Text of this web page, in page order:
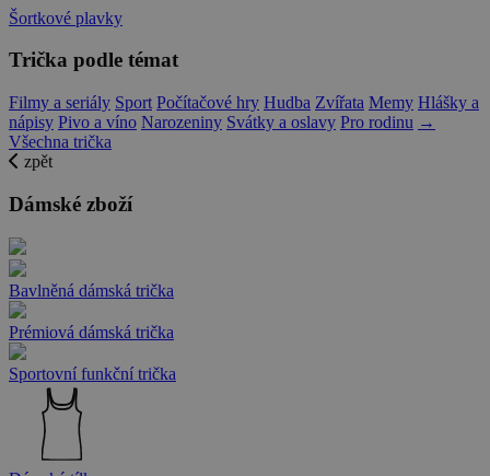
Šortkové plavky
Trička podle témat
Filmy a seriály Sport Počítačové hry Hudba Zvířata Memy Hlášky a
nápisy Pivo a víno Narozeniny Svátky a oslavy Pro rodinu →
Všechna trička
zpět
Dámské zboží
Bavlněná dámská trička
Prémiová dámská trička
Sportovní funkční trička